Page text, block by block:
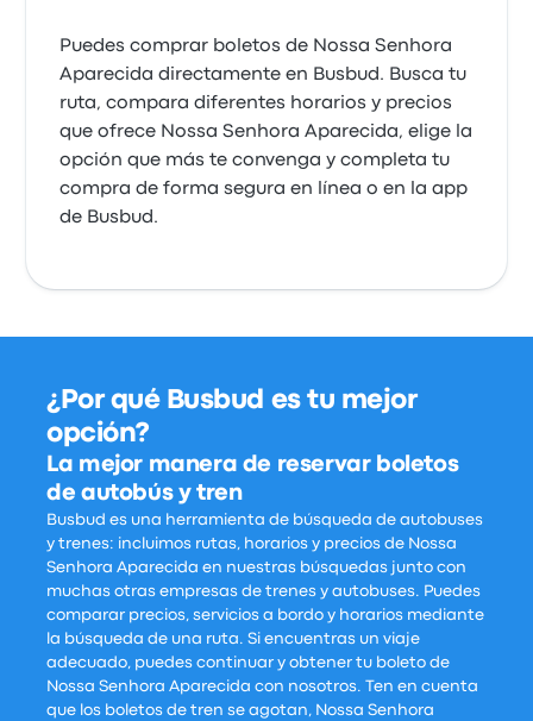
Puedes comprar boletos de Nossa Senhora
Aparecida directamente en Busbud. Busca tu
ruta, compara diferentes horarios y precios
que ofrece Nossa Senhora Aparecida, elige la
opción que más te convenga y completa tu
compra de forma segura en línea o en la app
de Busbud.
¿Por qué Busbud es tu mejor
opción?
La mejor manera de reservar boletos
de autobús y tren
Busbud es una herramienta de búsqueda de autobuses
y trenes: incluimos rutas, horarios y precios de Nossa
Senhora Aparecida en nuestras búsquedas junto con
muchas otras empresas de trenes y autobuses. Puedes
comparar precios, servicios a bordo y horarios mediante
la búsqueda de una ruta. Si encuentras un viaje
adecuado, puedes continuar y obtener tu boleto de
Nossa Senhora Aparecida con nosotros. Ten en cuenta
que los boletos de tren se agotan, Nossa Senhora